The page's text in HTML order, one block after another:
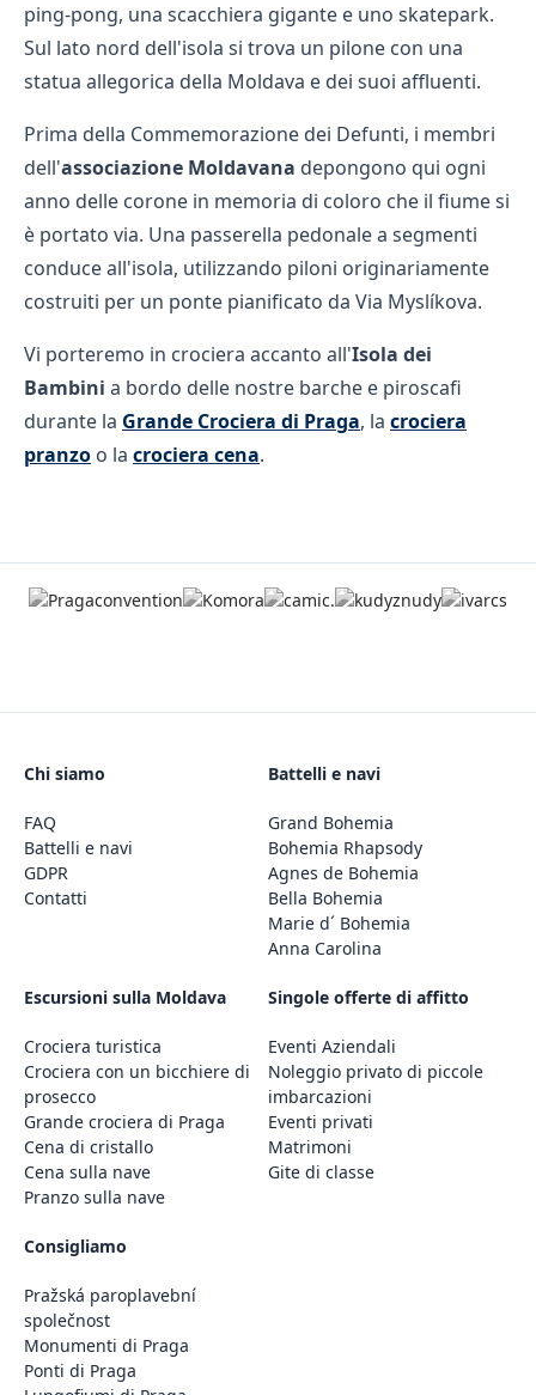
ping-pong, una scacchiera gigante e uno skatepark.
Sul lato nord dell'isola si trova un pilone con una
statua allegorica della Moldava e dei suoi affluenti.
Prima della Commemorazione dei Defunti, i membri
dell'associazione Moldavana depongono qui ogni
anno delle corone in memoria di coloro che il fiume si
è portato via. Una passerella pedonale a segmenti
conduce all'isola, utilizzando piloni originariamente
costruiti per un ponte pianificato da Via Myslíkova.
Vi porteremo in crociera accanto all'Isola dei
Bambini a bordo delle nostre barche e piroscafi
durante la Grande Crociera di Praga, la crociera
pranzo o la crociera cena.
Chi siamo
FAQ
Battelli e navi
GDPR
Contatti
Battelli e navi
Grand Bohemia
Bohemia Rhapsody
Agnes de Bohemia
Bella Bohemia
Marie d´ Bohemia
Anna Carolina
Escursioni sulla Moldava
Crociera turistica
Crociera con un bicchiere di
prosecco
Grande crociera di Praga
Cena di cristallo
Cena sulla nave
Pranzo sulla nave
Singole offerte di affitto
Eventi Aziendali
Noleggio privato di piccole
imbarcazioni
Eventi privati
Matrimoni
Gite di classe
Consigliamo
Pražská paroplavební
společnost
Monumenti di Praga
Ponti di Praga